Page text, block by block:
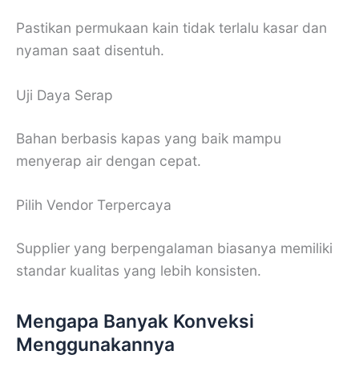
Pastikan permukaan kain tidak terlalu kasar dan
nyaman saat disentuh.
Uji Daya Serap
Bahan berbasis kapas yang baik mampu
menyerap air dengan cepat.
Pilih Vendor Terpercaya
Supplier yang berpengalaman biasanya memiliki
standar kualitas yang lebih konsisten.
Mengapa Banyak Konveksi
Menggunakannya